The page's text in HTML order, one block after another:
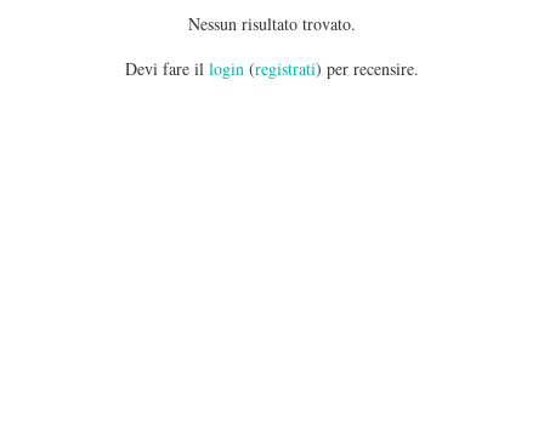
Nessun risultato trovato.
Devi fare il login (registrati) per recensire.